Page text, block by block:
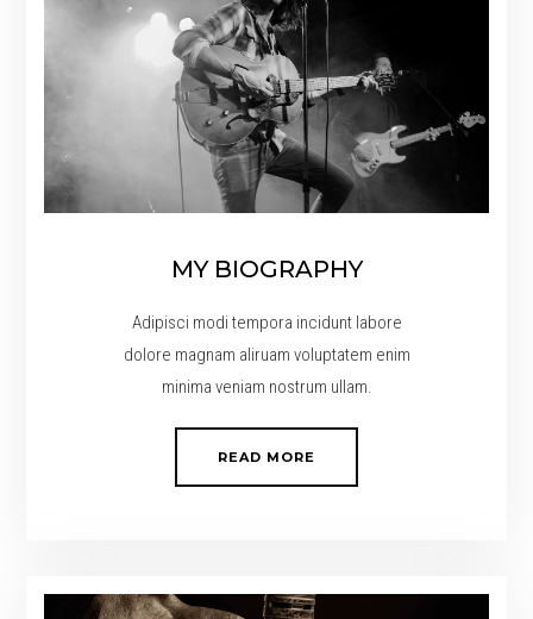
MY BIOGRAPHY
Adipisci modi tempora incidunt labore
dolore magnam aliruam voluptatem enim
minima veniam nostrum ullam.
READ MORE